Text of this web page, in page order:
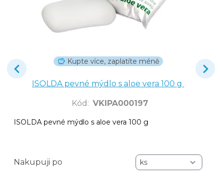
Kupte více, zaplatíte méně
ISOLDA pevné mýdlo s aloe vera 100 g
Kód : VKIPA000197
ISOLDA pevné mýdlo s aloe vera 100 g
Nakupuji po